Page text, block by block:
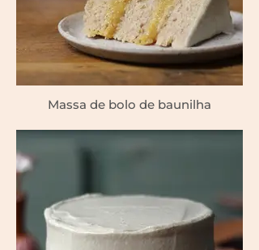
Massa de bolo de baunilha